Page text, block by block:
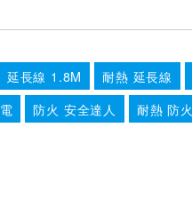
延長線 1.8M 耐熱 延長線
防火 安全達人 耐熱 防火